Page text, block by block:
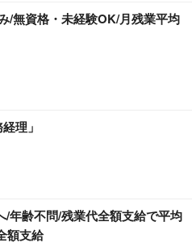
/無資格・未経験OK/月残業平均
理」
年齢不問/残業代全額支給で平均
額支給